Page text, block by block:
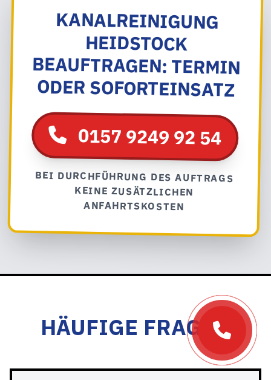
KANALREINIGUNG
HEIDSTOCK
BEAUFTRAGEN: TERMIN
ODER SOFORTEINSATZ
0157 9249 92 54
BEI DURCHFÜHRUNG DES AUFTRAGS
KEINE ZUSÄTZLICHEN
ANFAHRTSKOSTEN
HÄUFIGE FRAGEN